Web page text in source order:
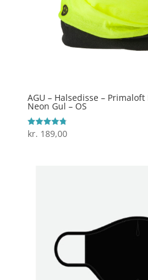
AGU – Halsedisse – Primaloft
Neon Gul – OS
Vurderet
4.8
kr. 189,00